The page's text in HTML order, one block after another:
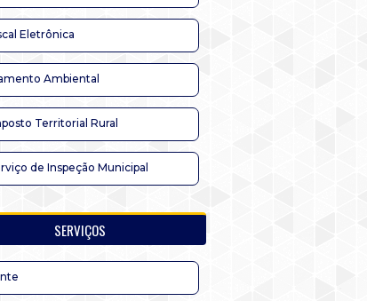
Eletrônica
Ambiental
Territorial Rural
de Inspeção Municipal
SERVIÇOS